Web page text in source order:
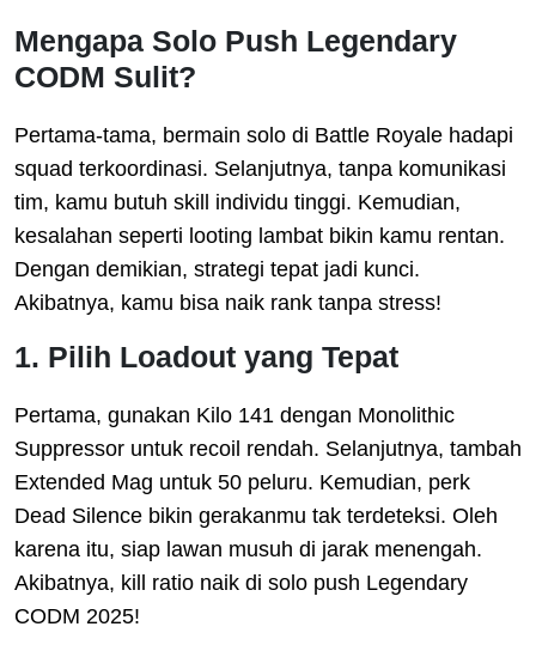
Mengapa Solo Push Legendary
CODM Sulit?
Pertama-tama, bermain solo di Battle Royale hadapi
squad terkoordinasi. Selanjutnya, tanpa komunikasi
tim, kamu butuh skill individu tinggi. Kemudian,
kesalahan seperti looting lambat bikin kamu rentan.
Dengan demikian, strategi tepat jadi kunci.
Akibatnya, kamu bisa naik rank tanpa stress!
1. Pilih Loadout yang Tepat
Pertama, gunakan Kilo 141 dengan Monolithic
Suppressor untuk recoil rendah. Selanjutnya, tambah
Extended Mag untuk 50 peluru. Kemudian, perk
Dead Silence bikin gerakanmu tak terdeteksi. Oleh
karena itu, siap lawan musuh di jarak menengah.
Akibatnya, kill ratio naik di solo push Legendary
CODM 2025!